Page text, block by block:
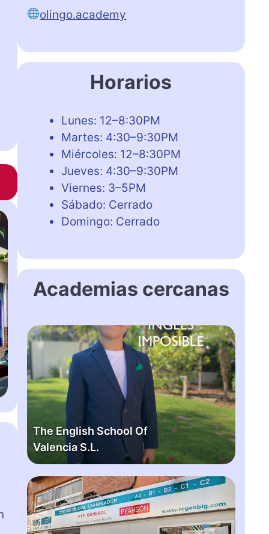
olingo.academy
Horarios
Lunes: 12–8:30PM
Martes: 4:30–9:30PM
Miércoles: 12–8:30PM
Jueves: 4:30–9:30PM
Viernes: 3–5PM
Sábado: Cerrado
Domingo: Cerrado
Academias cercanas
The English School Of
Valencia S.L.
T
h
E
n
g
h
S
c
h
o
B
i
g
b